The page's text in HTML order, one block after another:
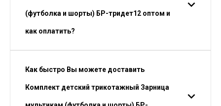
(футболка и шорты) БР-тридет12 оптом и
как оплатить?
Как быстро Вы можете доставить
Комплект детский трикотажный Зарница